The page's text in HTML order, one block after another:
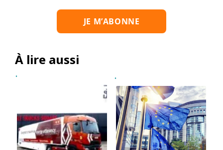
À lire aussi